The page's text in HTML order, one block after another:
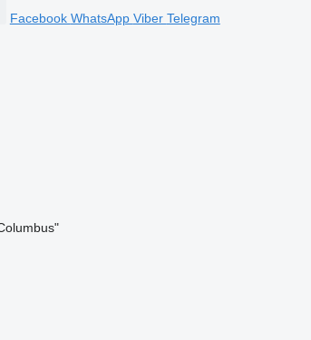
Facebook WhatsApp Viber Telegram